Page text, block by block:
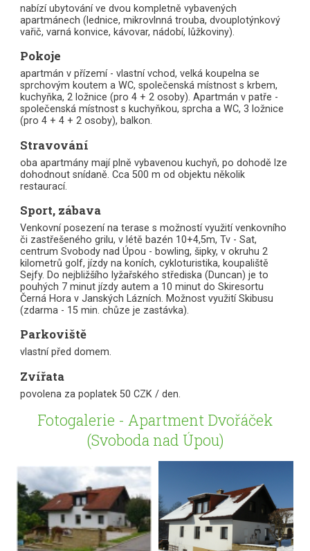
nabízí ubytování ve dvou kompletně vybavených
apartmánech (lednice, mikrovlnná trouba, dvouplotýnkový
vařič, varná konvice, kávovar, nádobí, lůžkoviny).
Pokoje
apartmán v přízemí - vlastní vchod, velká koupelna se
sprchovým koutem a WC, společenská místnost s krbem,
kuchyňka, 2 ložnice (pro 4 + 2 osoby). Apartmán v patře -
společenská místnost s kuchyňkou, sprcha a WC, 3 ložnice
(pro 4 + 4 + 2 osoby), balkon.
Stravování
oba apartmány mají plně vybavenou kuchyň, po dohodě lze
dohodnout snídaně. Cca 500 m od objektu několik
restaurací.
Sport, zábava
Venkovní posezení na terase s možností využití venkovního
či zastřešeného grilu, v létě bazén 10+4,5m, Tv - Sat,
centrum Svobody nad Úpou - bowling, šipky, v okruhu 2
kilometrů golf, jízdy na koních, cykloturistika, koupaliště
Sejfy. Do nejbližšího lyžařského střediska (Duncan) je to
pouhých 7 minut jízdy autem a 10 minut do Skiresortu
Černá Hora v Janských Lázních. Možnost využití Skibusu
(zdarma - 15 min. chůze je zastávka).
Parkoviště
vlastní před domem.
Zvířata
povolena za poplatek 50 CZK / den.
Fotogalerie - Apartment Dvořáček
(Svoboda nad Úpou)